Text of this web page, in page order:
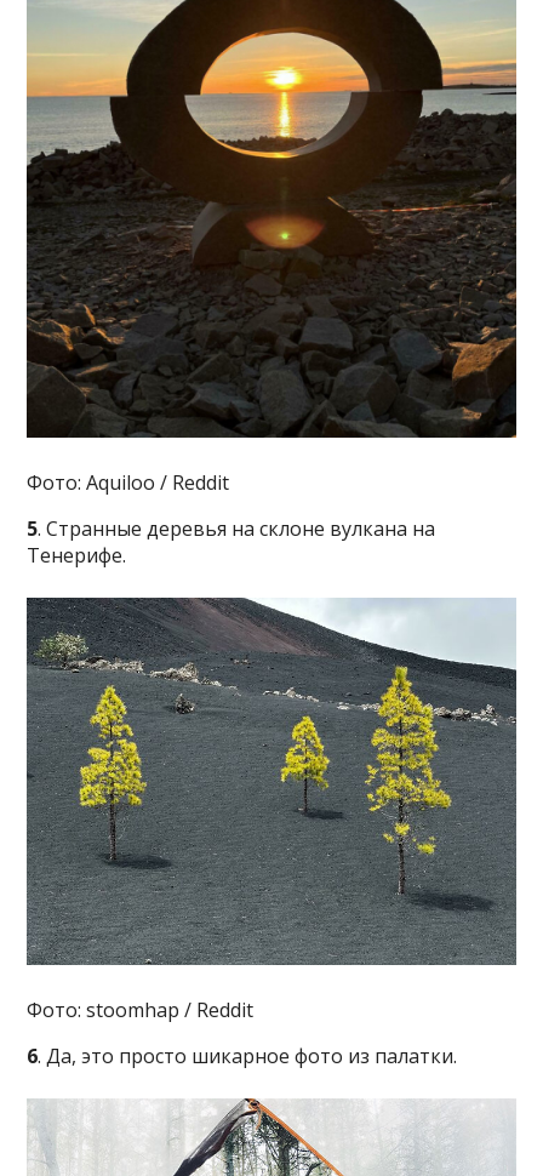
Фото: Aquiloo / Reddit
5. Странные деревья на склоне вулкана на
Тенерифе.
Фото: stoomhap / Reddit
6. Да, это просто шикарное фото из палатки.